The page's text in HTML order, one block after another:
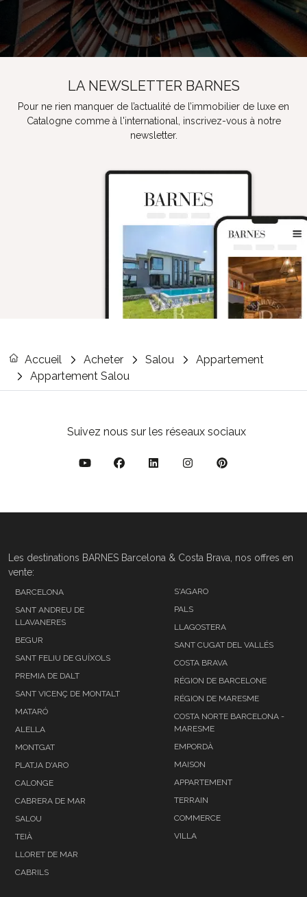
LA NEWSLETTER BARNES
Pour ne rien manquer de l’actualité de l’immobilier de luxe en
Catalogne comme à l'international, inscrivez-vous à notre
newsletter.
Accueil Acheter Salou
Appartement
Appartement Salou
Suivez nous sur les réseaux sociaux
Les destinations BARNES Barcelona & Costa Brava, nos offres en
vente:
BARCELONA
SANT ANDREU DE
LLAVANERES
BEGUR
SANT FELIU DE GUÍXOLS
PREMIA DE DALT
SANT VICENÇ DE MONTALT
MATARÓ
ALELLA
MONTGAT
PLATJA D'ARO
CALONGE
CABRERA DE MAR
SALOU
TEIÀ
LLORET DE MAR
CABRILS
S'AGARO
PALS
LLAGOSTERA
SANT CUGAT DEL VALLÉS
COSTA BRAVA
RÉGION DE BARCELONE
RÉGION DE MARESME
COSTA NORTE BARCELONA -
MARESME
EMPORDÀ
MAISON
APPARTEMENT
TERRAIN
COMMERCE
VILLA